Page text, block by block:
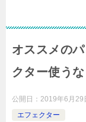
オススメの
クター使うな
公開日： 2019年6月29
エフェクター